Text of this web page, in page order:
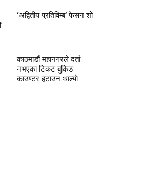
‘अद्वितीय प्रतिविम्ब’ फेसन शो
काठमाडौं महानगरले दर्ता
नभएका टिकट बुकिङ
काउण्टर हटाउन थाल्याे